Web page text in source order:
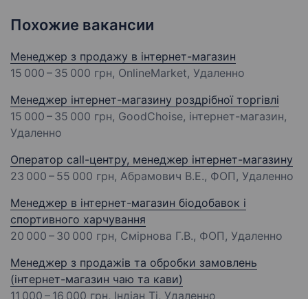
Похожие вакансии
Менеджер з продажу в інтернет-магазин
15 000 – 35 000 грн, OnlineMarket, Удаленно
Менеджер інтернет-магазину роздрібної торгівлі
15 000 – 35 000 грн, GoodChoise, інтернет-магазин,
Удаленно
Оператор call-центру, менеджер інтернет-магазину
23 000 – 55 000 грн, Абрамович В.Е., ФОП, Удаленно
Менеджер в інтернет-магазин біодобавок і
спортивного харчування
20 000 – 30 000 грн, Смірнова Г.В., ФОП, Удаленно
Менеджер з продажів та обробки замовлень
(інтернет-магазин чаю та кави)
11 000 – 16 000 грн, Індіан Ті, Удаленно